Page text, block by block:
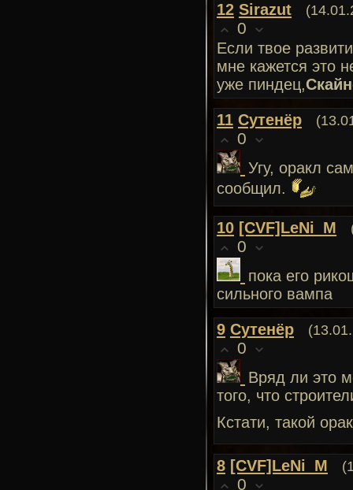
12 Sirazut
0
Если твое
мне кажется это
уже пиндец,
11 Сутенёр
0
Угу, оракл
сообщил.
10 [CVF]LeNi_M
0
пока его
сильного вампа
9 Сутенёр
0
Вряд ли это
того, что
Кстати, такой
8 [CVF]LeNi_M
0